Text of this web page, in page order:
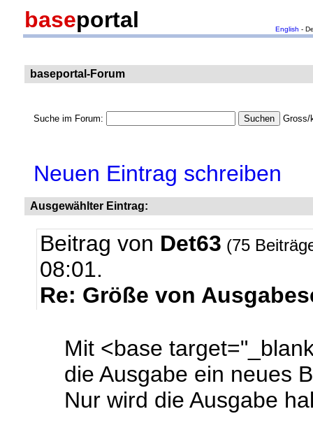
baseportal English -
baseportal-Forum
Suche im Forum: Gross/
Neuen Eintrag schreiben
Ausgewählter Eintrag:
Beitrag von Det63 (75
08:01.
Re: Größe von
Mit <base
die Ausgabe ein neues
Nur wird die Ausgabe